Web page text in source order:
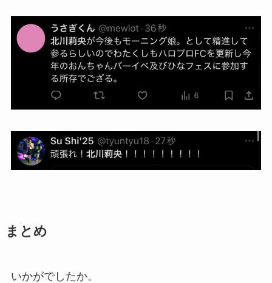
まとめ
いかがでしたか。